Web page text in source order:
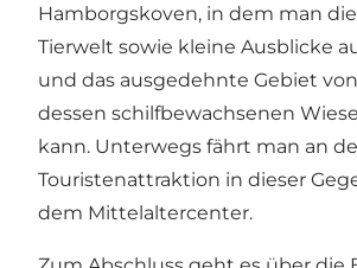
Hamborgskoven, in dem man
Tierwelt sowie kleine Ausblicke
und das ausgedehnte Gebiet
dessen schilfbewachsenen
kann. Unterwegs fährt man an
Touristenattraktion in dieser
dem Mittelaltercenter.